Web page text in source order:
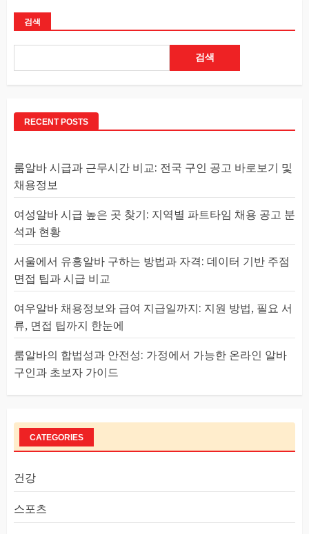
검색
검색
RECENT POSTS
룸알바 시급과 근무시간 비교: 전국 구인 공고 바로보기 및
채용정보
여성알바 시급 높은 곳 찾기: 지역별 파트타임 채용 공고 분
석과 현황
서울에서 유흥알바 구하는 방법과 자격: 데이터 기반 주점
면접 팁과 시급 비교
여우알바 채용정보와 급여 지급일까지: 지원 방법, 필요 서
류, 면접 팁까지 한눈에
룸알바의 합법성과 안전성: 가정에서 가능한 온라인 알바
구인과 초보자 가이드
CATEGORIES
건강
스포츠